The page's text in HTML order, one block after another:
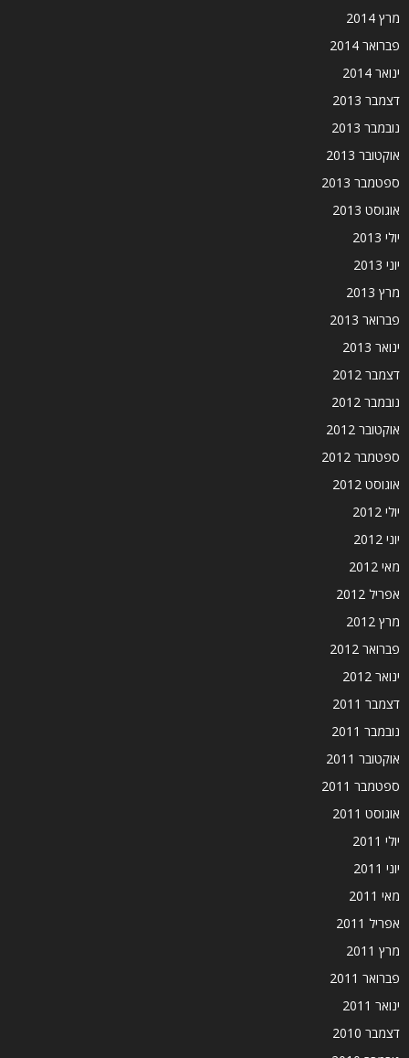
מרץ 2014
פברואר 2014
ינואר 2014
דצמבר 2013
נובמבר 2013
אוקטובר 2013
ספטמבר 2013
אוגוסט 2013
יולי 2013
יוני 2013
מרץ 2013
פברואר 2013
ינואר 2013
דצמבר 2012
נובמבר 2012
אוקטובר 2012
ספטמבר 2012
אוגוסט 2012
יולי 2012
יוני 2012
מאי 2012
אפריל 2012
מרץ 2012
פברואר 2012
ינואר 2012
דצמבר 2011
נובמבר 2011
אוקטובר 2011
ספטמבר 2011
אוגוסט 2011
יולי 2011
יוני 2011
מאי 2011
אפריל 2011
מרץ 2011
פברואר 2011
ינואר 2011
דצמבר 2010